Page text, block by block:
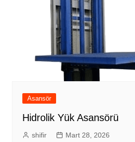
Asansör
Hidrolik Yük Asansörü
shifir Mart 28, 2026